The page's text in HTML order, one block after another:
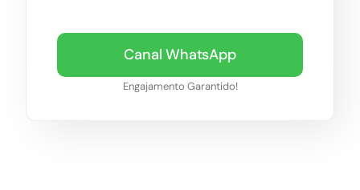
Canal WhatsApp
Engajamento Garantido!